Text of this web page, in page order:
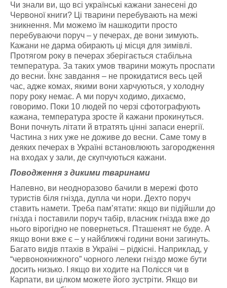
Чи знали ви, що всі українські кажани занесені до
Червоної книги? Ці тварини перебувають на межі
зникнення. Ми можемо їм нашкодити просто
перебуваючи поруч – у печерах, де вони зимують.
Кажани не дарма обирають ці місця для зимівлі.
Протягом року в печерах зберігається стабільна
температура. За таких умов тварини можуть проспати
до весни. Їхнє завдання – не прокидатися весь цей
час, адже комах, якими вони харчуються, у холодну
пору року немає. А ми поруч ходимо, дихаємо,
говоримо. Поки 10 людей по черзі сфотографують
кажана, температура зросте й кажани прокинуться.
Вони почнуть літати й втратять цінні запаси енергії.
Частина з них уже не доживе до весни. Саме тому в
деяких печерах в Україні встановлюють загородження
на входах у зали, де скупчуються кажани.
Поводження з дикими тваринами
Напевно, ви неодноразово бачили в мережі фото
туристів біля гнізда, дупла чи нори. Дехто поруч
ставить намети. Треба пам’ятати: якщо ви підійшли до
гнізда і поставили поруч табір, власник гнізда вже до
нього вірогідно не повернеться. Пташенят не буде. А
якщо вони вже є – у найближчі години вони загинуть.
Багато видів птахів в Україні – рідкісні. Наприклад, у
“червонокнижного” чорного лелеки гніздо може бути
досить низько. І якщо ви ходите на Полісся чи в
Карпати, ви цілком можете його зустріти. Якщо ви